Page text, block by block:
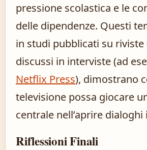
pressione scolastica e le
delle dipendenze. Questi
in studi pubblicati su
discussi in interviste (ad
Netflix Press), dimostrano
televisione possa giocare
centrale nell’aprire
Riflessioni Finali